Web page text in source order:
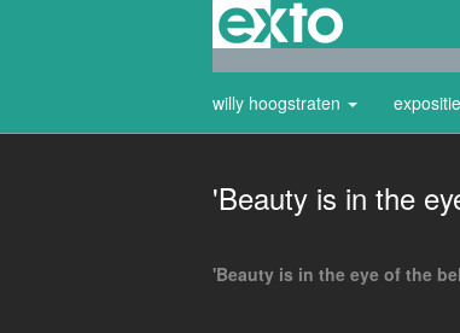
willy hoogstraten
'Beauty is in the
'Beauty is in the eye of the